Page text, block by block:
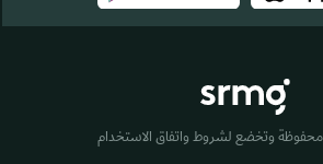
محفوظة وتخضع لشروط واتفاق الاستخدام